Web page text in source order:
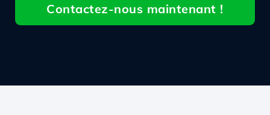
Contactez-nous maintenant !